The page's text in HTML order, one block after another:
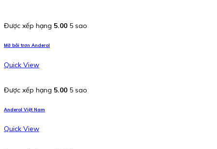
Được xếp hạng 5.00 5 sao
Mỡ bôi trơn Anderol
Quick View
Được xếp hạng 5.00 5 sao
Anderol Việt Nam
Quick View